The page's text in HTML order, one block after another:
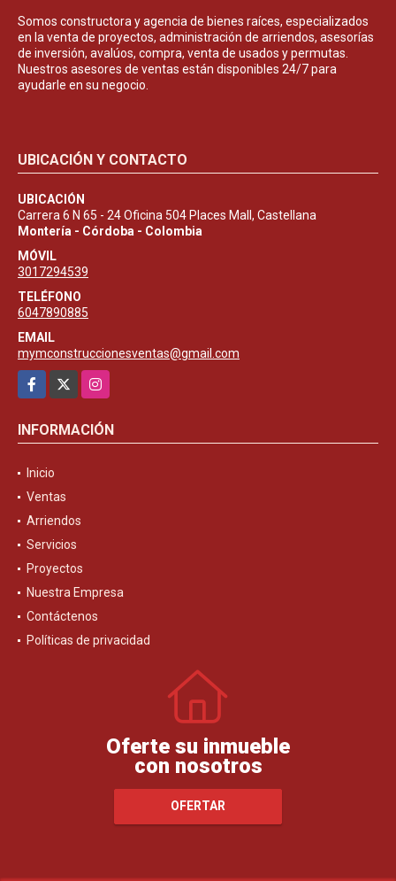
Somos constructora y agencia de bienes raíces, especializados
en la venta de proyectos, administración de arriendos, asesorías
de inversión, avalúos, compra, venta de usados y permutas.
Nuestros asesores de ventas están disponibles 24/7 para
ayudarle en su negocio.
UBICACIÓN Y CONTACTO
UBICACIÓN
Carrera 6 N 65 - 24 Oficina 504 Places Mall, Castellana
Montería - Córdoba - Colombia
MÓVIL
3017294539
TELÉFONO
6047890885
EMAIL
mymconstruccionesventas@gmail.com
Facebook
Instagram
INFORMACIÓN
Inicio
Ventas
Arriendos
Servicios
Proyectos
Nuestra Empresa
Contáctenos
Políticas de privacidad
Oferte su inmueble
con nosotros
OFERTAR